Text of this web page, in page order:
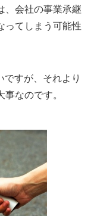
、会社の事業承継
ってしまう可能性
すが、それより
なのです。